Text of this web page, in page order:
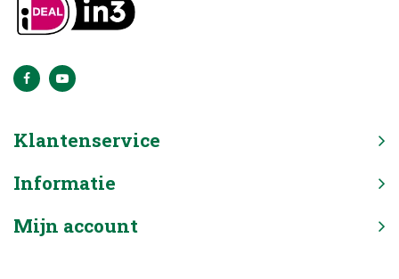
Klantenservice
Informatie
Mijn account